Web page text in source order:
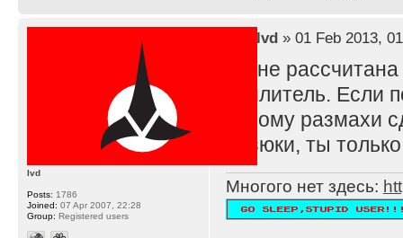
lvd» 01 Feb 2013,
TS не
усилитель. Если
потому размахи
резюки, ты
Многого нет здесь:
lvd
Posts: 1786
Joined: 07 Apr 2007, 22:28
Group: Registered users